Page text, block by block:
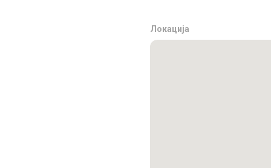
Локација